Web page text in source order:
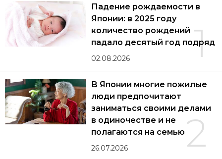
1
Падение рождаемости в
Японии: в 2025 году
количество рождений
падало десятый год подряд
02.08.2026
2
В Японии многие пожилые
люди предпочитают
заниматься своими делами
в одиночестве и не
полагаются на семью
26.07.2026